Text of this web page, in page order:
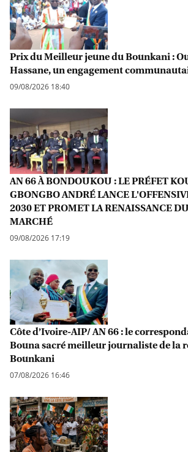
Prix du Meilleur jeune du Bounkani :
Hassane, un engagement
09/08/2026 18:40
AN 66 À BONDOUKOU : LE PRÉFET
GBONGBO ANDRÉ LANCE
2030 ET PROMET LA RENAISSANCE
MARCHÉ
09/08/2026 17:19
Côte d’Ivoire-AIP/ AN 66 : le
Bouna sacré meilleur journaliste de la
Bounkani
07/08/2026 16:46